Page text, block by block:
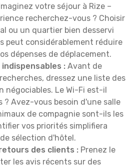
votre séjour à Rize –
recherchez-vous ? Choisir
ou un quartier bien desservi
peut considérablement réduire
dépenses de déplacement.
: Avant de
dressez une liste des
négociables. Le Wi-Fi est-il
? Avez-vous besoin d'une salle
de compagnie sont-ils les
vos priorités simplifiera
sélection d'hôtel.
des clients : Prenez le
les avis récents sur des